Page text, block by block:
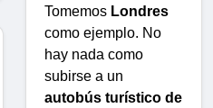
Tomemos Londres
como ejemplo. No
hay nada como
subirse a un
autobús turístico de